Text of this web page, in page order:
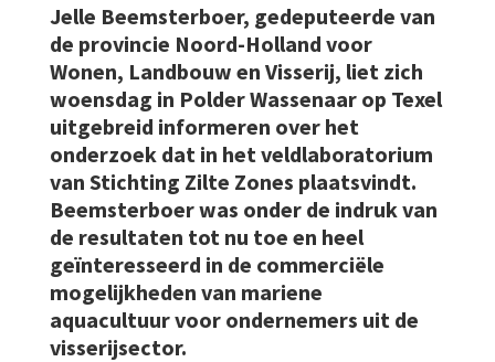
Jelle Beemsterboer, gedeputeerde van
de provincie Noord-Holland voor
Wonen, Landbouw en Visserij, liet zich
woensdag in Polder Wassenaar op Texel
uitgebreid informeren over het
onderzoek dat in het veldlaboratorium
van Stichting Zilte Zones plaatsvindt.
Beemsterboer was onder de indruk van
de resultaten tot nu toe en heel
geïnteresseerd in de commerciële
mogelijkheden van mariene
aquacultuur voor ondernemers uit de
visserijsector.